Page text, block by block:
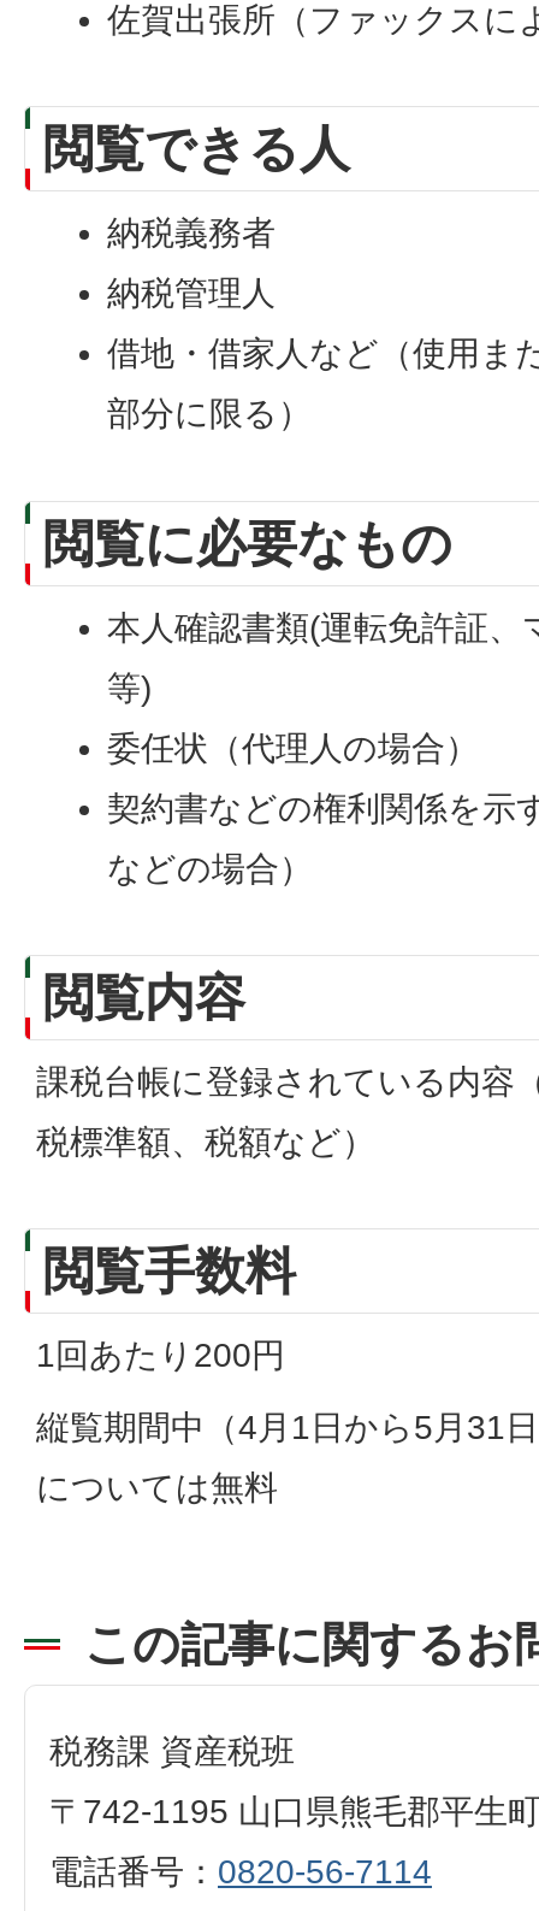
佐賀出張所（ファックスに
閲覧できる人
納税義務者
納税管理人
借地・借家人など（使用ま
部分に限る）
閲覧に必要なもの
本人確認書類(運転免許証
等)
委任状（代理人の場合）
契約書などの権利関係を示
などの場合）
閲覧内容
課税台帳に登録されている内容
税標準額、税額など）
閲覧手数料
1回あたり200円
縦覧期間中（4月1日から5月31
については無料
この記事に関するお
税務課 資産税班
〒742-1195 山口県熊毛郡平生
電話番号： 0820-56-7114